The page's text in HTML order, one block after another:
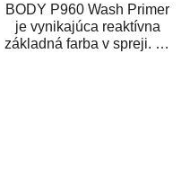
BODY P960 Wash Primer
je vynikajúca reaktívna
základná farba v spreji. Je